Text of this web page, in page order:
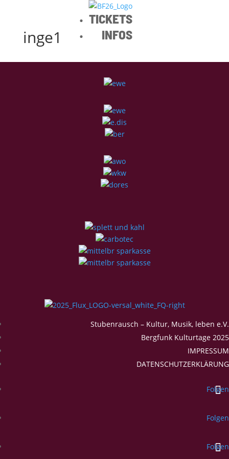
TICKETS
INFOS
inge1
Stubenrausch – Kultur, Musik, leben e.V.
Bergfunk Kulturtage 2025
IMPRESSUM
DATENSCHUTZERKLÄRUNG
Folgen
Folgen
Folgen